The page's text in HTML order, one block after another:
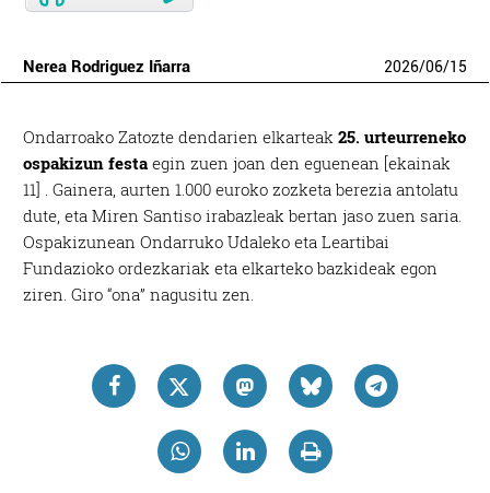
Nerea Rodriguez Iñarra 2026/06/15
Ondarroako Zatozte dendarien elkarteak25. urteurreneko
ospakizun festa egin zuen joan den eguenean [ekainak
11] . Gainera, aurten 1.000 euroko zozketa berezia antolatu
dute, eta Miren Santiso irabazleak bertan jaso zuen saria.
Ospakizunean Ondarruko Udaleko eta Leartibai
Fundazioko ordezkariak eta elkarteko bazkideak egon
ziren. Giro “ona” nagusitu zen.